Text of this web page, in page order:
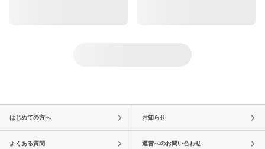
はじめての方へ お知らせ
よくある質問 運営へのお問い合わせ